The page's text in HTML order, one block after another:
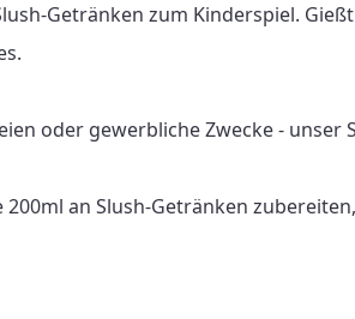
Getränken zum Kinderspiel.
oder gewerbliche Zwecke - unser
an Slush-Getränken